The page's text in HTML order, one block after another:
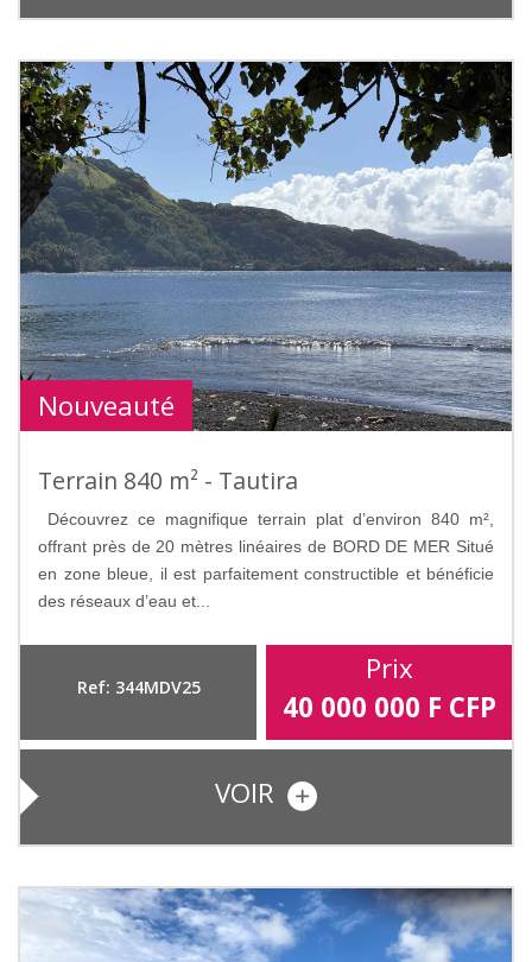
Nouveauté
Terrain 840 m² - Tautira
Découvrez ce magnifique terrain plat d’environ 840 m²,
offrant près de 20 mètres linéaires de BORD DE MER Situé
en zone bleue, il est parfaitement constructible et bénéficie
des réseaux d’eau et...
Ref: 344MDV25
Prix
40 000 000 F CFP
VOIR